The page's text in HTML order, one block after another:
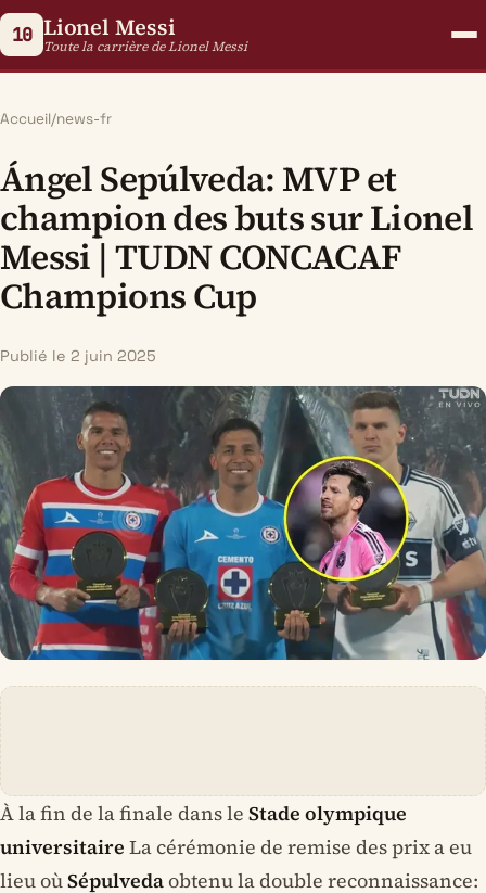
10 Lionel Messi
Toute la carrière de Lionel Messi
Accueil/news-fr
Ángel Sepúlveda: MVP et
champion des buts sur Lionel
Messi | TUDN CONCACAF
Champions Cup
Publié le 2 juin 2025
À la fin de la finale dans le Stade olympique
universitaire La cérémonie de remise des prix a eu
lieu oùSépulveda obtenu la double reconnaissance: